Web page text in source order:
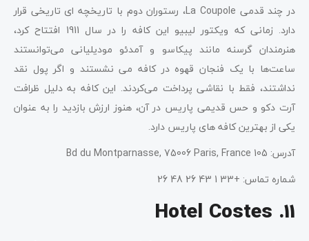
در چند قدمی La Coupole، رستوران دوم با تاریخچه ای تاریخی قرار
دارد. زمانی که ویکتور لیبیو این کافه را در سال 1911 افتتاح کرد،
هنرمندان گرسنه مانند پیکاسو و آمدئو مودیلیانی می‌توانستند
ساعت‌ها با یک فنجان قهوه در کافه می نشستند و اگر پول نقد
نداشتند، فقط با نقاشی پرداخت می‌کردند. این کافه به دلیل ظرافت
آرت دکو و حس قدیمی پاریس در آن، هنوز ارزش بازدید را به عنوان
یکی از بهترین کافه های پاریس دارد.
آدرس: 105 Bd du Montparnasse, 75006 Paris, France
شماره تماس: +33 1 43 26 48 26
11. Hotel Costes